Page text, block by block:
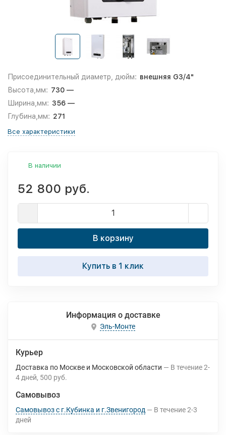
Присоединительный диаметр, дюйм: внешняя G3/4"
Высота,мм: 730 —
Ширина,мм: 356 —
Глубина,мм: 271
Все характеристики
В наличии
52 800 руб.
В корзину
Купить в 1 клик
Информация о доставке
Эль-Монте
Курьер
Доставка по Москве и Московской области В течение2-
4 дней 500 руб.
Самовывоз
Самовывоз с г.Кубинка и г.Звенигород В течение2-3
дней